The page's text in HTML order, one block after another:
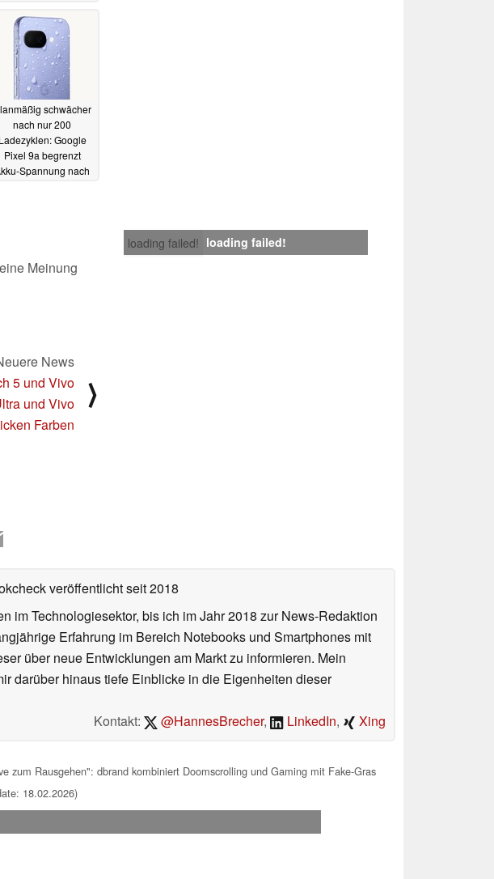
schwächer
nach nur 200
Ladezyklen: Google
Pixel 9a begrenzt
Spannung nach
loading failed! loading failed!
Meinung
News
5 und Vivo
und Vivo
Farben
⟩
veröffentlichtseit 2018
im Technologiesektor, bis ich im Jahr 2018 zur News-Redaktion
Erfahrung im Bereich Notebooks und Smartphones mit
über neue Entwicklungen am Markt zu informieren. Mein
darüber hinaus tiefe Einblicke in die Eigenheiten dieser
Kontakt:
@HannesBrecher, LinkedIn, Xing
zum Rausgehen": dbrand kombiniert Doomscrolling und Gaming mit Fake-Gras
18.02.2026)